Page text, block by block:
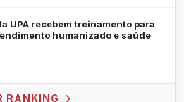
UPA recebem treinamento para
humanizado e saúde
RANKING